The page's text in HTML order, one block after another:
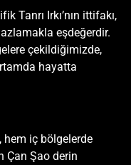
Tanrı Irkı’nın ittifakı,
eşdeğerdir.
çekildiğimizde,
hayatta
hem iç bölgelerde
Çan Şao derin